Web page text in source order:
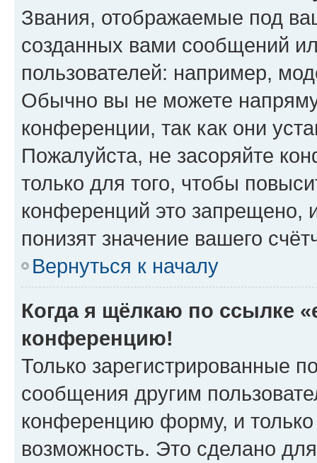
Звания, отображаемые под
созданных вами сообщений
пользователей: например,
Обычно вы не можете
конференции, так как они
Пожалуйста, не засоряйте
только для того, чтобы
конференций это запрещено,
понизят значение вашего
Вернуться к началу
Когда я щёлкаю по ссылке
конференцию!
Только зарегистрированные
сообщения другим
конференцию форму, и
возможность. Это сделано